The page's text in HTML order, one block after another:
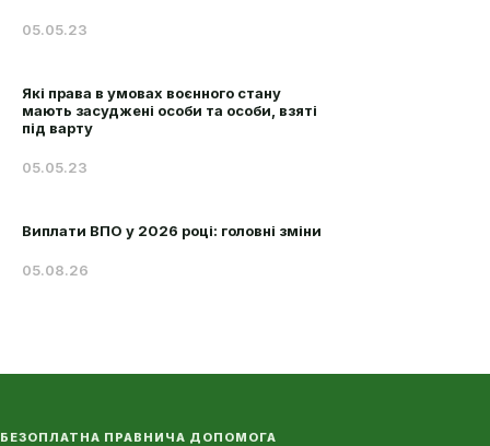
05.05.23
Які права в умовах воєнного стану
мають засуджені особи та особи, взяті
під варту
05.05.23
Виплати ВПО у 2026 році: головні зміни
05.08.26
БЕЗОПЛАТНА ПРАВНИЧА ДОПОМОГА